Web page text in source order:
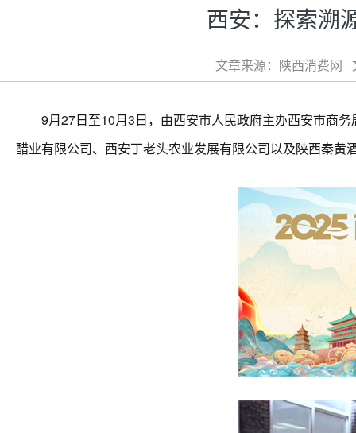
西安：探索溯
文章来源：陕西消费网
9月27日至10月3日，由西安市人民政府主办西安市商务
醋业有限公司、西安丁老头农业发展有限公司以及陕西秦